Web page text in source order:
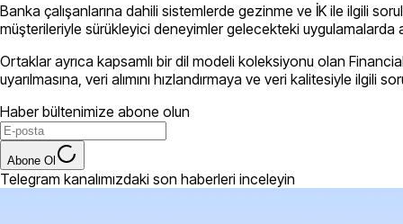
Banka çalışanlarına dahili sistemlerde gezinme ve İK ile ilgili
müşterileriyle sürükleyici deneyimler gelecekteki uygulamalarda
Ortaklar ayrıca kapsamlı bir dil modeli koleksiyonu olan
uyarılmasına, veri alımını hızlandırmaya ve veri kalitesiyle ilgili
Haber bültenimize abone olun
Abone Ol
Telegram kanalımızdaki son haberleri inceleyin